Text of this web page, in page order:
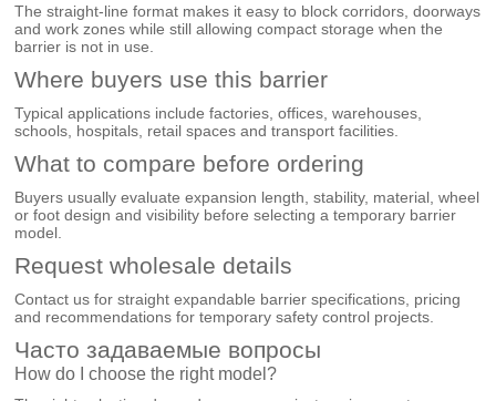
The straight-line format makes it easy to block corridors, doorways
and work zones while still allowing compact storage when the
barrier is not in use.
Where buyers use this barrier
Typical applications include factories, offices, warehouses,
schools, hospitals, retail spaces and transport facilities.
What to compare before ordering
Buyers usually evaluate expansion length, stability, material, wheel
or foot design and visibility before selecting a temporary barrier
model.
Request wholesale details
Contact us for straight expandable barrier specifications, pricing
and recommendations for temporary safety control projects.
Часто задаваемые вопросы
How do I choose the right model?